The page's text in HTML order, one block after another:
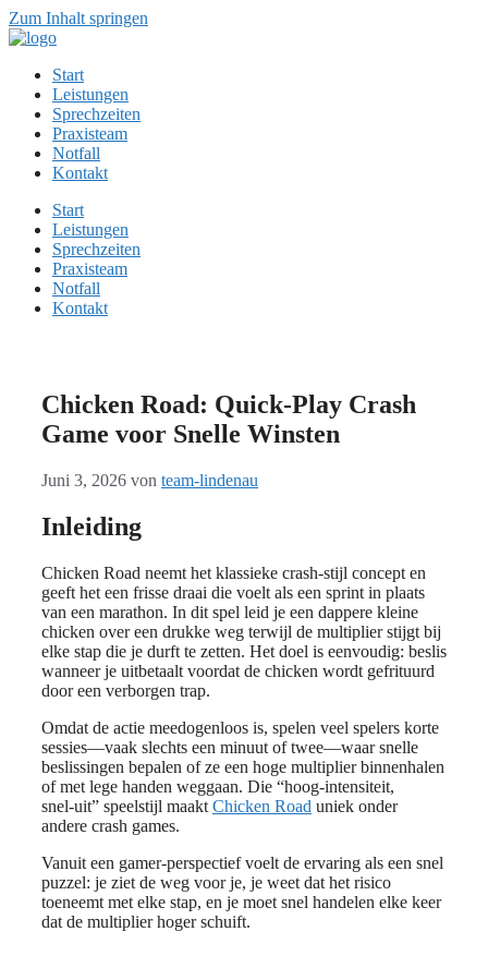
Zum Inhalt springen
Start
Leistungen
Sprechzeiten
Praxisteam
Notfall
Kontakt
Start
Leistungen
Sprechzeiten
Praxisteam
Notfall
Kontakt
Chicken Road: Quick‑Play Crash
Game voor Snelle Winsten
Juni 3, 2026 von team-lindenau
Inleiding
Chicken Road neemt het klassieke crash‑stijl concept en
geeft het een frisse draai die voelt als een sprint in plaats
van een marathon. In dit spel leid je een dappere kleine
chicken over een drukke weg terwijl de multiplier stijgt bij
elke stap die je durft te zetten. Het doel is eenvoudig: beslis
wanneer je uitbetaalt voordat de chicken wordt gefrituurd
door een verborgen trap.
Omdat de actie meedogenloos is, spelen veel spelers korte
sessies—vaak slechts een minuut of twee—waar snelle
beslissingen bepalen of ze een hoge multiplier binnenhalen
of met lege handen weggaan. Die “hoog‑intensiteit,
snel‑uit” speelstijl maakt Chicken Road uniek onder
andere crash games.
Vanuit een gamer‑perspectief voelt de ervaring als een snel
puzzel: je ziet de weg voor je, je weet dat het risico
toeneemt met elke stap, en je moet snel handelen elke keer
dat de multiplier hoger schuift.